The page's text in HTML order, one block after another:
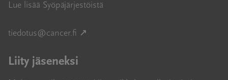
Lue lisää Syöpäjärjestöistä
tiedotus@cancer.fi ↗
Liity jäseneksi